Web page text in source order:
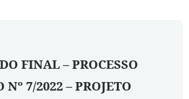
FINAL – PROCESSO
Nº 7/2022 – PROJETO